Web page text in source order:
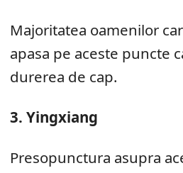
Majoritatea oamenilor
apasa pe aceste puncte
durerea de cap.
3. Yingxiang
Presopunctura asupra